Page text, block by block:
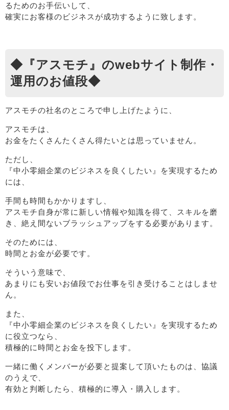
るためのお手伝いして、
確実にお客様のビジネスが成功するように致します。
◆『アスモチ』のwebサイト制作・
運用のお値段◆
アスモチの社名のところで申し上げたように、
アスモチは、
お金をたくさんたくさん得たいとは思っていません。
ただし、
『中小零細企業のビジネスを良くしたい』を実現するため
には、
手間も時間もかかりますし、
アスモチ自身が常に新しい情報や知識を得て、スキルを磨
き、絶え間ないブラッシュアップをする必要があります。
そのためには、
時間とお金が必要です。
そういう意味で、
あまりにも安いお値段でお仕事を引き受けることはしませ
ん。
また、
『中小零細企業のビジネスを良くしたい』を実現するため
に役立つなら、
積極的に時間とお金を投下します。
一緒に働くメンバーが必要と提案して頂いたものは、協議
のうえで、
有効と判断したら、積極的に導入・購入します。